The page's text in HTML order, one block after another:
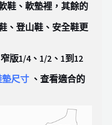
鞋、軟墊裡，其餘的
、登山鞋、安全鞋更
1/4、1/2、1到12
尺寸 、查看適合的